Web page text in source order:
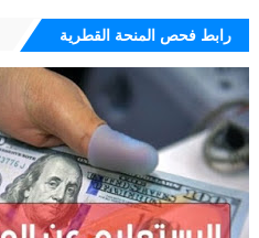
رابط فحص المنحة القطرية